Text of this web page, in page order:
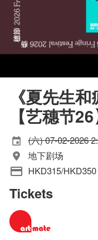
《夏先生
【艺穗节26
(六) 07-02-2026
地下剧场
HKD315/HKD350
Tickets